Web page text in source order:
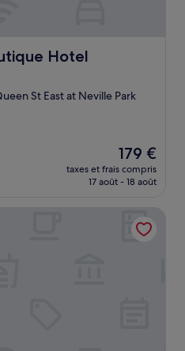
Hotel
Hotel
St East at Neville Park
Le
nouveau
prix
de
179 €
179 €
taxes et frais compris
17 août - 18 août